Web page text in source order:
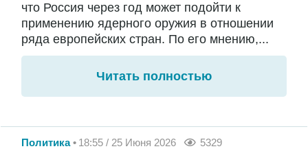
что Россия через год может подойти к
применению ядерного оружия в отношении
ряда европейских стран. По его мнению,...
Читать полностью
Политика 18:55 / 25 Июня 2026 5329